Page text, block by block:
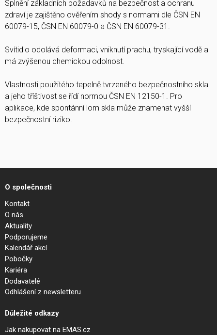
Splnění základních požadavků na bezpečnost a ochranu
zdraví je zajištěno ověřením shody s normami dle ČSN EN
60079-15, ČSN EN 60079-0 a ČSN EN 60079-31.
Svítidlo odolává deformaci, vniknutí prachu, tryskající vodě a
má zvýšenou chemickou odolnost.
Vlastnosti použitého tepelně tvrzeného bezpečnostního skla
a jeho tříštivost se řídí normou ČSN EN 12150-1. Pro
aplikace, kde spontánní lom skla může znamenat vyšší
bezpečnostní riziko.
O společnosti
Kontakt
O nás
Aktuality
Podporujeme
Kalendář akcí
Pobočky
Kariéra
Dodavatelé
Odhlášení z newsletteru
Důležité odkazy
Jak nakupovat na EMAS.cz